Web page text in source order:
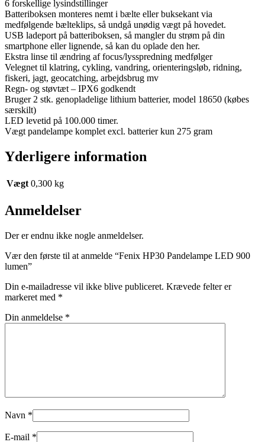
6 forskellige lysindstillinger
Batteriboksen monteres nemt i bælte eller buksekant via
medfølgende bælteklips, så undgå unødig vægt på hovedet.
USB ladeport på batteriboksen, så mangler du strøm på din
smartphone eller lignende, så kan du oplade den her.
Ekstra linse til ændring af focus/lysspredning medfølger
Velegnet til klatring, cykling, vandring, orienteringsløb, ridning,
fiskeri, jagt, geocatching, arbejdsbrug mv
Regn- og støvtæt – IPX6 godkendt
Bruger 2 stk. genopladelige lithium batterier, model 18650 (købes
særskilt)
LED levetid på 100.000 timer.
Vægt pandelampe komplet excl. batterier kun 275 gram
Yderligere information
Vægt 0,300 kg
Anmeldelser
Der er endnu ikke nogle anmeldelser.
Vær den første til at anmelde “Fenix HP30 Pandelampe LED 900
lumen”
Din e-mailadresse vil ikke blive publiceret. Krævede felter er
markeret med *
Din anmeldelse *
Navn *
E-mail *